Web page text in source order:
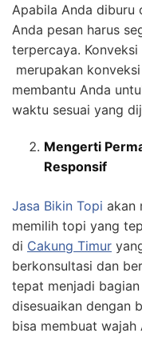
Apabila Anda diburu
Anda pesan harus
terpercaya. Konveksi
merupakan
membantu Anda
waktu sesuai yang
Mengerti
Responsif
Jasa Bikin Topi akan
memilih topi yang
di Cakung Timur
berkonsultasi dan
tepat menjadi
disesuaikan dengan
bisa membuat